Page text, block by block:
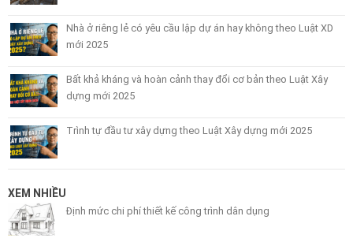
Nhà ở riêng lẻ có yêu cầu lập dự án hay không theo Luật XD
mới 2025
Bất khả kháng và hoàn cảnh thay đổi cơ bản theo Luật Xây
dựng mới 2025
Trình tự đầu tư xây dựng theo Luật Xây dựng mới 2025
XEM NHIỀU
Định mức chi phí thiết kế công trình dân dụng